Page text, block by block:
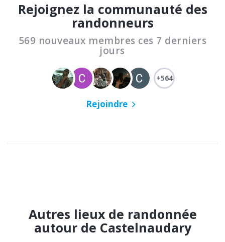
Rejoignez la communauté des
randonneurs
569 nouveaux membres ces 7 derniers
jours
+564
Rejoindre
Autres lieux de randonnée
autour de Castelnaudary